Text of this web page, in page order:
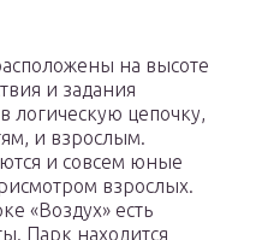
на высоте
и задания
логическую цепочку,
и взрослым.
и совсем юные
взрослых.
«Воздух» есть
Парк находится